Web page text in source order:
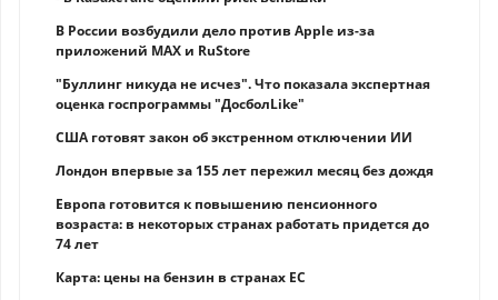
В России возбудили дело против Apple из-за
приложений MAX и RuStore
"Буллинг никуда не исчез". Что показала экспертная
оценка госпрограммы "ДосболLike"
США готовят закон об экстренном отключении ИИ
Лондон впервые за 155 лет пережил месяц без дождя
Европа готовится к повышению пенсионного
возраста: в некоторых странах работать придется до
74 лет
Карта: цены на бензин в странах ЕС